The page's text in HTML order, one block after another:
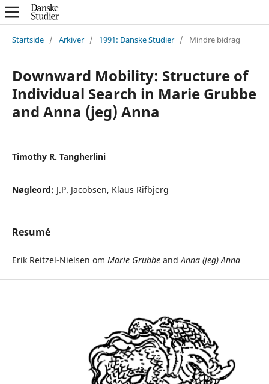
Startside / Arkiver / 1991: Danske Studier / Mindre bidrag
Downward Mobility: Structure of
Individual Search in Marie Grubbe
and Anna (jeg) Anna
Timothy R. Tangherlini
Nøgleord: J.P. Jacobsen, Klaus Rifbjerg
Resumé
Erik Reitzel-Nielsen om Marie GrubbeandAnna (jeg) Anna